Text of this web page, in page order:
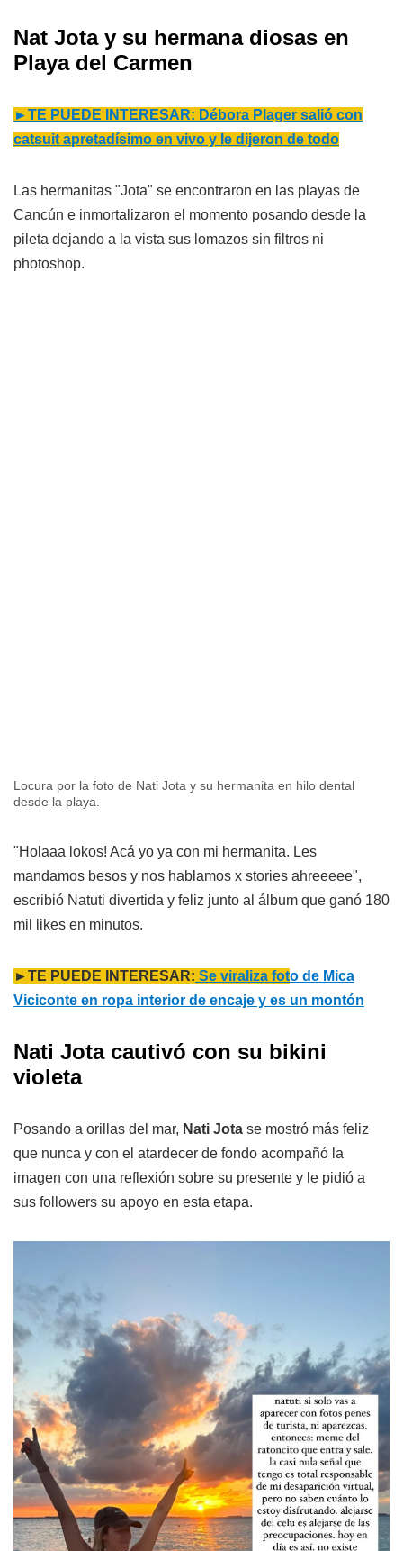
Nat Jota y su hermana diosas en
Playa del Carmen
►TE PUEDE INTERESAR: Débora Plager salió con
catsuit apretadísimo en vivo y le dijeron de todo
Las hermanitas "Jota" se encontraron en las playas de
Cancún e inmortalizaron el momento posando desde la
pileta dejando a la vista sus lomazos sin filtros ni
photoshop.
Locura por la foto de Nati Jota y su hermanita en hilo dental
desde la playa.
"Holaaa lokos! Acá yo ya con mi hermanita. Les
mandamos besos y nos hablamos x stories ahreeeee",
escribió Natuti divertida y feliz junto al álbum que ganó 180
mil likes en minutos.
►TE PUEDE INTERESAR: Se viraliza foto de Mica
Viciconte en ropa interior de encaje y es un montón
Nati Jota cautivó con su bikini
violeta
Posando a orillas del mar, Nati Jota se mostró más feliz
que nunca y con el atardecer de fondo acompañó la
imagen con una reflexión sobre su presente y le pidió a
sus followers su apoyo en esta etapa.